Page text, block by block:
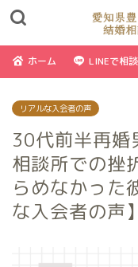
ホーム LINEで相談
リアルな入会者の声
30代前半再婚
相談所での挫
らめなかった
な入会者の声】